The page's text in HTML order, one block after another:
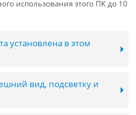
использования этого ПК до 10
установлена в этом
вид, подсветку и